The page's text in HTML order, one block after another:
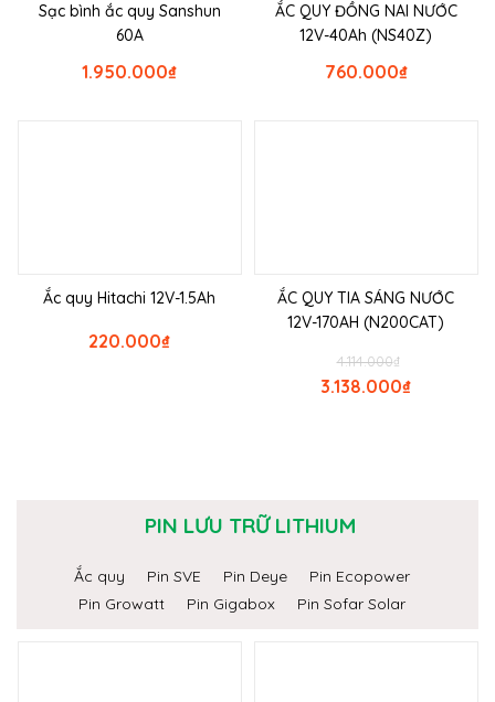
Sạc bình ắc quy Sanshun
60A
₫
1.950.000
ẮC QUY ĐỒNG NAI NƯỚC
12V-40Ah (NS40Z)
₫
760.000
Ắc quy Hitachi 12V-1.5Ah
₫
220.000
ẮC QUY TIA SÁNG NƯỚC
12V-170AH (N200CAT)
₫
4.114.000
₫
3.138.000
PIN LƯU TRỮ LITHIUM
Ắc quy Pin SVE Pin Deye
Pin Ecopower
Pin Growatt
Pin Gigabox Pin Sofar Solar